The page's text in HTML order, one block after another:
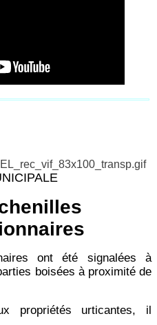
ont été signalées à
boisées à proximité de
propriétés urticantes, il